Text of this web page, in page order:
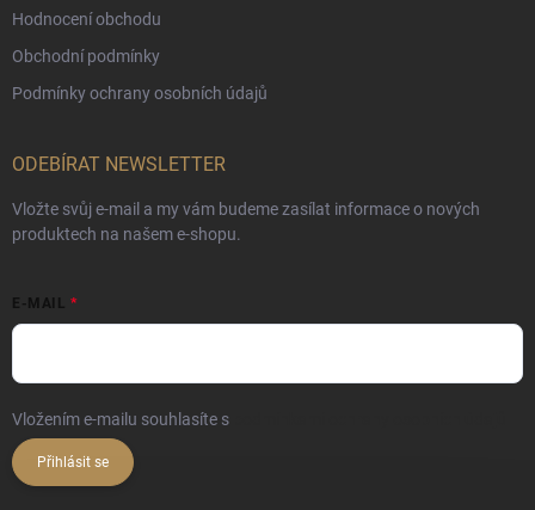
Hodnocení obchodu
Obchodní podmínky
Podmínky ochrany osobních údajů
ODEBÍRAT NEWSLETTER
Vložte svůj e-mail a my vám budeme zasílat informace o nových
produktech na našem e-shopu.
E-MAIL
Vložením e-mailu souhlasíte s
Přihlásit se